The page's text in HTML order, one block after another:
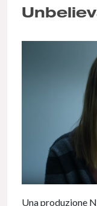
Una produzione